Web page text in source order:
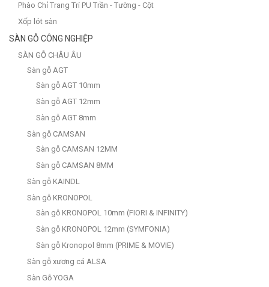
Phào Chỉ Trang Trí PU Trần - Tường - Cột
Xốp lót sàn
SÀN GỖ CÔNG NGHIỆP
SÀN GỖ CHÂU ÂU
Sàn gỗ AGT
Sàn gỗ AGT 10mm
Sàn gỗ AGT 12mm
Sàn gỗ AGT 8mm
Sàn gỗ CAMSAN
Sàn gỗ CAMSAN 12MM
Sàn gỗ CAMSAN 8MM
Sàn gỗ KAINDL
Sàn gỗ KRONOPOL
Sàn gỗ KRONOPOL 10mm (FIORI & INFINITY)
Sàn gỗ KRONOPOL 12mm (SYMFONIA)
Sàn gỗ Kronopol 8mm (PRIME & MOVIE)
Sàn gỗ xương cá ALSA
Sàn Gỗ YOGA